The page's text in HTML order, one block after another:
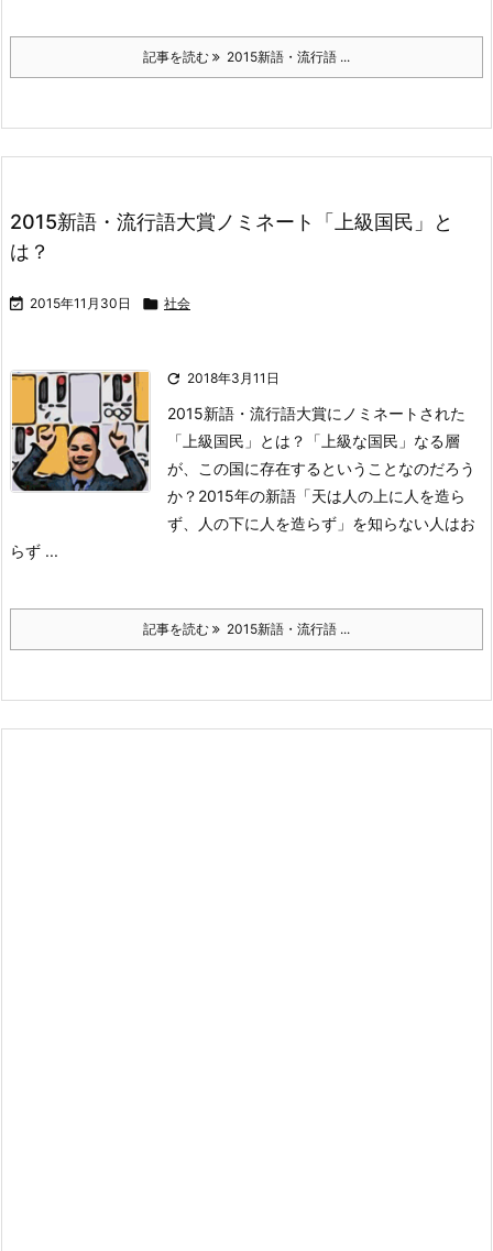
記事を読む 2015新語・流行語 ...
2015新語・流行語大賞ノミネート「上級国民」と
は？
 2015年11月30日  社会
 2018年3月11日
2015新語・流行語大賞にノミネートされた
「上級国民」とは？
「上級な国民」なる層
が、この国に存在するということなのだろう
か？ 2015年の新語 「天は人の上に人を造ら
ず、人の下に人を造らず」を知らない人はお
らず ...
記事を読む 2015新語・流行語 ...